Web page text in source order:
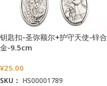
钥匙扣-圣弥额尔+护守天使-锌合
金-9.5cm
¥25.00
SKU： HS00001789